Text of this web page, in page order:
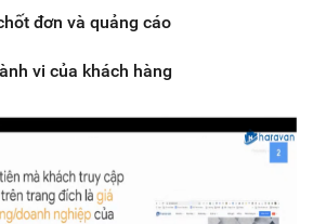
đơn và quảng cáo
vi của khách hàng